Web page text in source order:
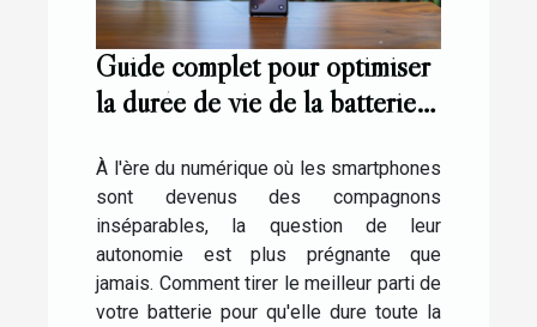
Guide complet pour optimiser
la durée de vie de la batterie
À l'ère du numérique où les smartphones
sont devenus des compagnons
inséparables, la question de leur
autonomie est plus prégnante que
jamais. Comment tirer le meilleur parti de
votre batterie pour qu'elle dure toute la